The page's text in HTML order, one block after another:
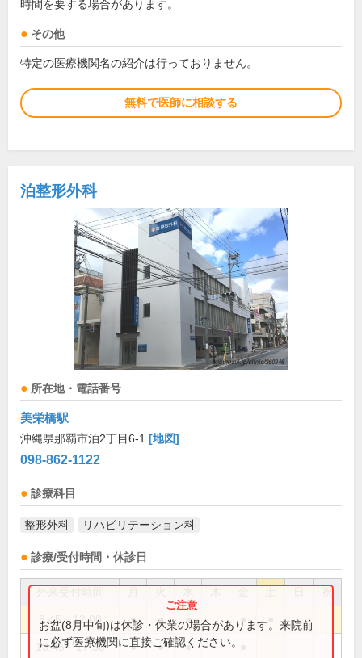
時間を要する場合があります。
その他
特定の医療機関名の紹介は行っておりません。
無料で医師に相談する
泊整形外科
所在地・電話番号
美栄橋駅
沖縄県那覇市泊2丁目6-1 [地図]
098-862-1122
診療科目
整形外科 リハビリテーション科
診療/受付時間・休診日
祝
8:45～12:00 ● ● ● ●
13:45～17:30 ● ● ●
お盆(8月中旬)は休診・休業の場合があります。来院前
に必ず医療機関に直接ご確認ください。